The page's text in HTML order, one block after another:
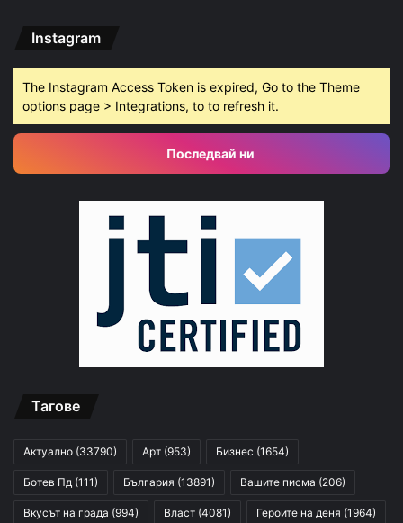
Instagram
The Instagram Access Token is expired, Go to the Theme
options page > Integrations, to to refresh it.
Последвай ни
Тагове
Актуално (33790) Арт (953) Бизнес (1654)
Ботев Пд (111) България (13891) Вашите писма (206)
Вкусът на града (994) Власт (4081) Героите на деня (1964)